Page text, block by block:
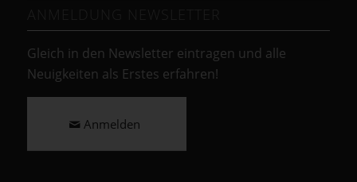
Gleich in den Newsletter eintragen und alle
Neuigkeiten als Erstes erfahren!
Anmelden